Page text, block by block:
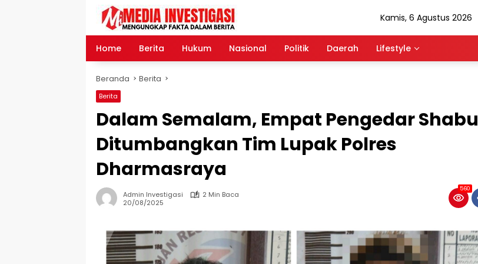
Kamis, 6 Agustus 2026
Home Berita Hukum Nasional Politik Daerah Lifestyle
Beranda Berita
Berita
Dalam Semalam, Empat Pengedar Shabu
Ditumbangkan Tim Lupak Polres
Dharmasraya
Admin Investigasi
2 Min Baca
20/08/2025
560